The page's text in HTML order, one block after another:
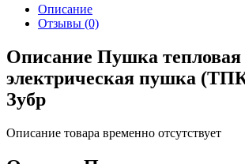
Описание
Отзывы (0)
Описание Пушка тепловая
электрическая пушка
Зубр
Описание товара временно отсутствует